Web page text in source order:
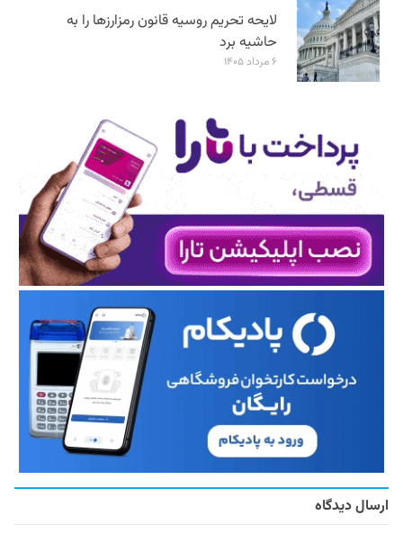
لایحه تحریم روسیه قانون رمزارزها را به
حاشیه برد
۶ مرداد ۱۴۰۵
ارسال دیدگاه